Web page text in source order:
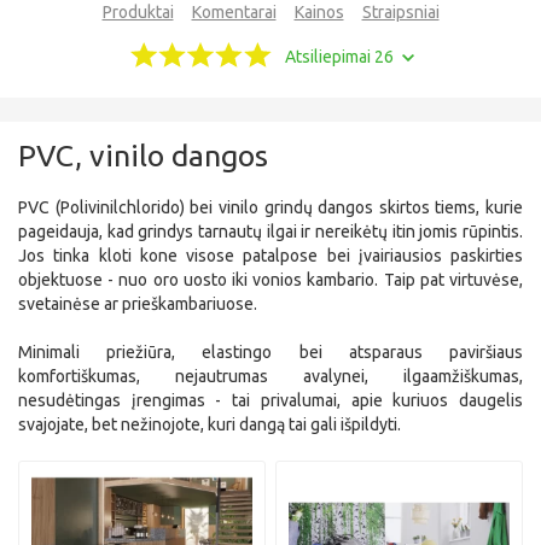
Produktai Komentarai Kainos Straipsniai
Atsiliepimai 26
PVC, vinilo dangos
PVC (Polivinilchlorido) bei vinilo grindų dangos skirtos tiems, kurie
pageidauja, kad grindys tarnautų ilgai ir nereikėtų itin jomis rūpintis.
Jos tinka kloti kone visose patalpose bei įvairiausios paskirties
objektuose - nuo oro uosto iki vonios kambario. Taip pat virtuvėse,
svetainėse ar prieškambariuose.
Minimali priežiūra, elastingo bei atsparaus paviršiaus
komfortiškumas, nejautrumas avalynei, ilgaamžiškumas,
nesudėtingas įrengimas - tai privalumai, apie kuriuos daugelis
svajojate, bet nežinojote, kuri dangą tai gali išpildyti.